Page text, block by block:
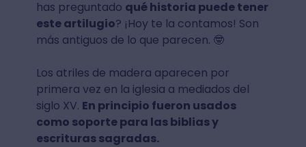
has preguntado qué historia puede tener
este artilugio? ¡Hoy te la contamos! Son
más antiguos de lo que parecen. 🤓
Los atriles de madera aparecen por
primera vez en la iglesia a mediados del
siglo XV. En principio fueron usados
como soporte para las biblias y
escrituras sagradas.